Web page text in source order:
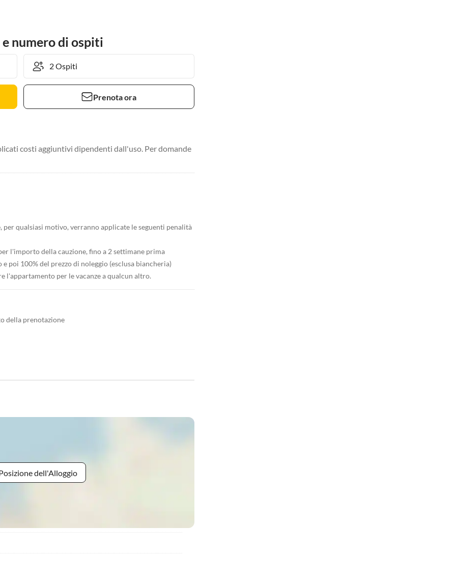
numero di ospiti
Prenota ora
costi aggiuntivi dipendenti dall'uso. Per domande
qualsiasi motivo, verranno applicate le seguenti penalità
l'importo della cauzione, fino a 2 settimane prima
poi 100% del prezzo di noleggio (esclusa biancheria)
per le vacanze a qualcun altro.
della prenotazione
dell'Alloggio